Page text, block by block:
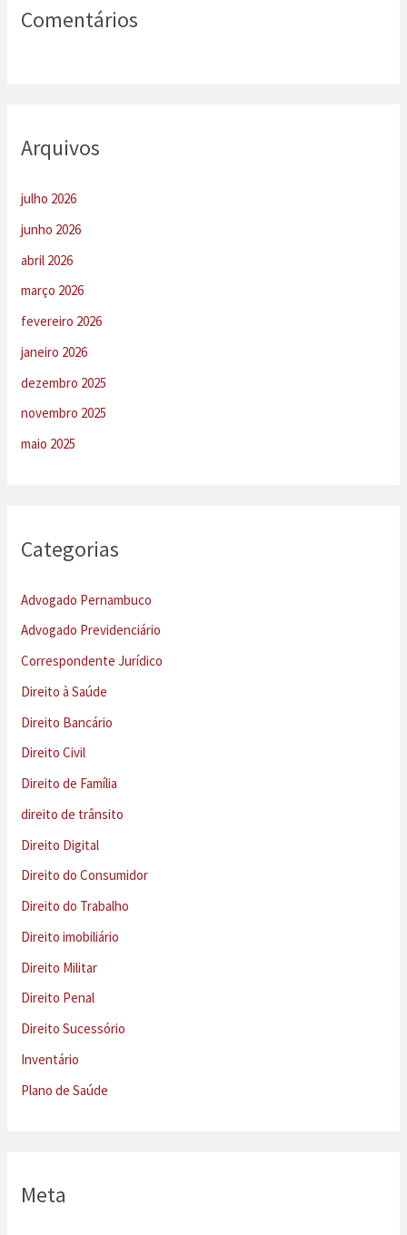
Comentários
Arquivos
julho 2026
junho 2026
abril 2026
março 2026
fevereiro 2026
janeiro 2026
dezembro 2025
novembro 2025
maio 2025
Categorias
Advogado Pernambuco
Advogado Previdenciário
Correspondente Jurídico
Direito à Saúde
Direito Bancário
Direito Civil
Direito de Família
direito de trânsito
Direito Digital
Direito do Consumidor
Direito do Trabalho
Direito imobiliário
Direito Militar
Direito Penal
Direito Sucessório
Inventário
Plano de Saúde
Meta